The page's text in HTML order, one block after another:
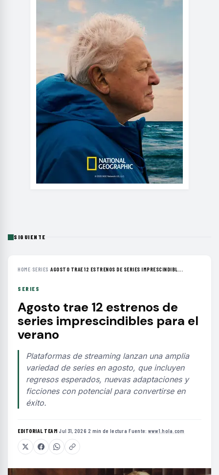
SIGUIENTE
HOME› SERIES ›AGOSTO TRAE 12 ESTRENOS DE SERIES IMPRESCINDIBL...
SERIES
Agosto trae 12 estrenos de
series imprescindibles para el
verano
Plataformas de streaming lanzan una amplia
variedad de series en agosto, que incluyen
regresos esperados, nuevas adaptaciones y
ficciones con potencial para convertirse en
éxito.
EDITORIAL TEAM·Jul 31, 2026·2 min de lectura·Fuente: www1.hola.com